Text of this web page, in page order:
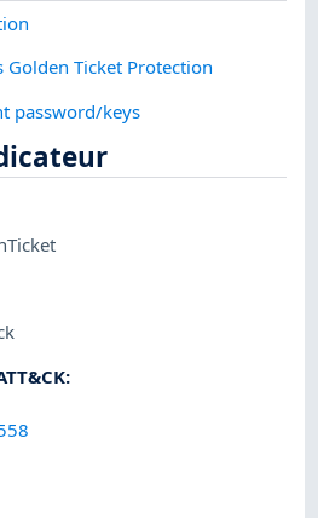
Golden Ticket Protection
password/keys
: